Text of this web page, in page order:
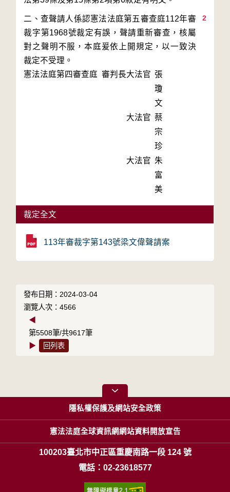
2
二、查聲請人係認憲法法庭第五審查庭112年審
裁字第1968號裁定有誤，聲請重新審查，核屬
對之聲明不服，本庭爰依上開規定，以一致決
裁定不受理。
憲法法庭第四審查庭 審判長大法官 張
瓊
文
大法官 蔡
宗
珍
大法官 朱
富
美
裁定全文
113年審裁字第143號梁文偉聲請案
發布日期：2024-03-04
瀏覽人次：4566
◀
第5508筆/共9617筆
▶
回列表
隱私權保護及網站安全政策
憲法法庭全球資訊網網站資料開放宣告
100203臺北市中正區重慶南路一段 124 號
電話：02-23618577